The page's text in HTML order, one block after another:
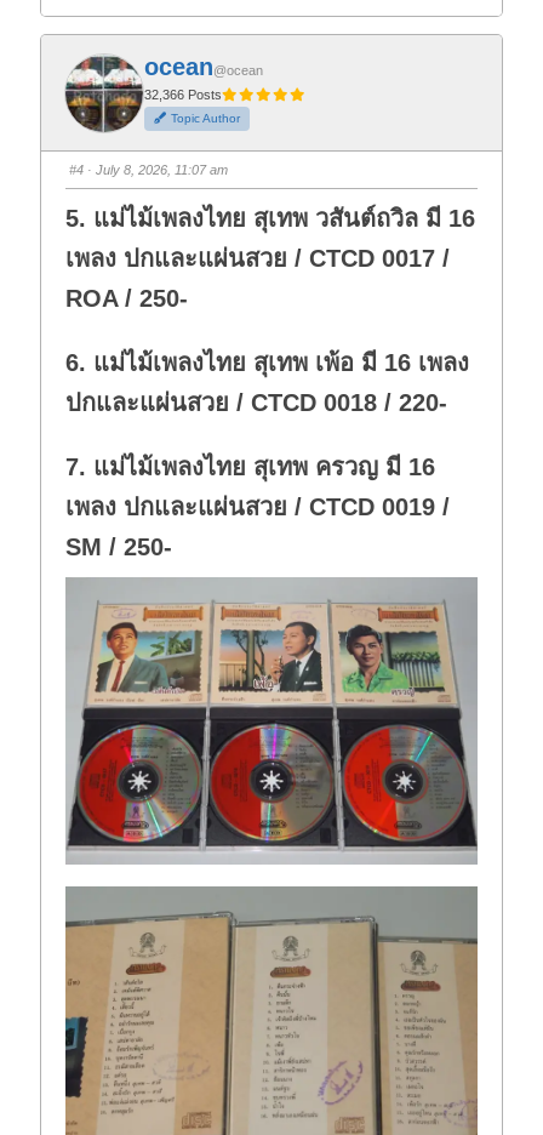
i
f
o
r
t
h
u
m
d
o
n
i
o
t
h
u
m
u
p
ocean@ocean
32,366 Posts
Topic Author
#4 · July 8, 2026, 11:07 am
5. แม่ไม้เพลงไทย สุเทพ วสันต์ถวิล มี 16
เพลง ปกและแผ่นสวย / CTCD 0017 /
ROA / 250-
6. แม่ไม้เพลงไทย สุเทพ เพ้อ มี 16 เพลง
ปกและแผ่นสวย / CTCD 0018 / 220-
7. แม่ไม้เพลงไทย สุเทพ ครวญ มี 16
เพลง ปกและแผ่นสวย / CTCD 0019 /
SM / 250-